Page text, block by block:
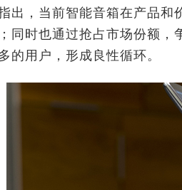
出，当前智能音箱在产品和
同时也通过抢占市场份额
的用户，形成良性循环。